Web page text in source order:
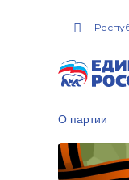
О партии